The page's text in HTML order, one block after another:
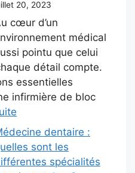
20, 2023
cœur d’un
médical
pointu que celui
détail compte.
essentielles
infirmière de bloc
dentaire :
sont les
spécialités